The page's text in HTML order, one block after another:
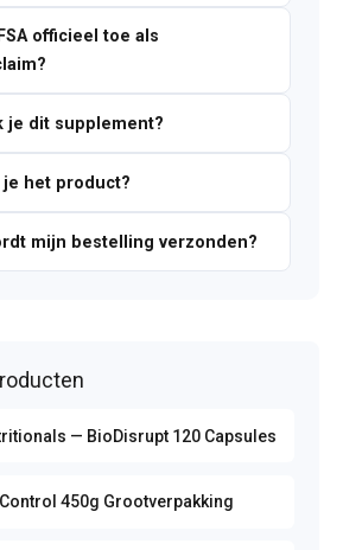
officieel toe als
je dit supplement?
je het product?
mijn bestelling verzonden?
— BioDisrupt 120 Capsules
450g Grootverpakking